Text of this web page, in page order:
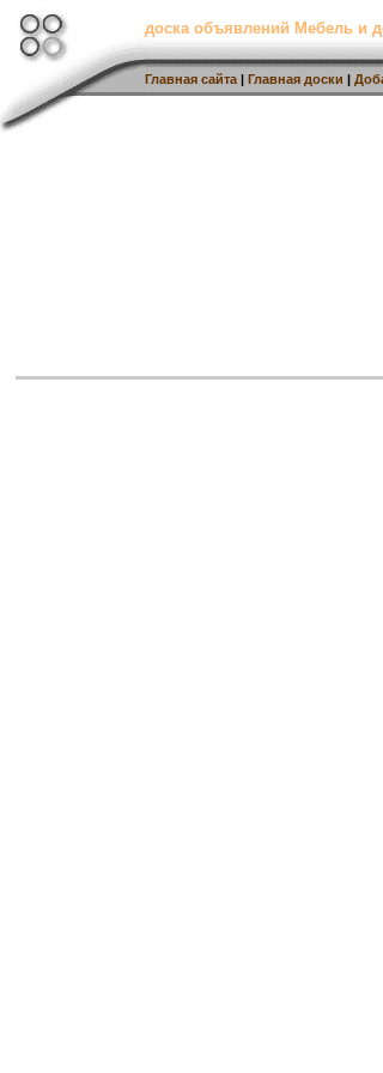
доска объявлений Мебель и
Главная сайта | Главная доски |